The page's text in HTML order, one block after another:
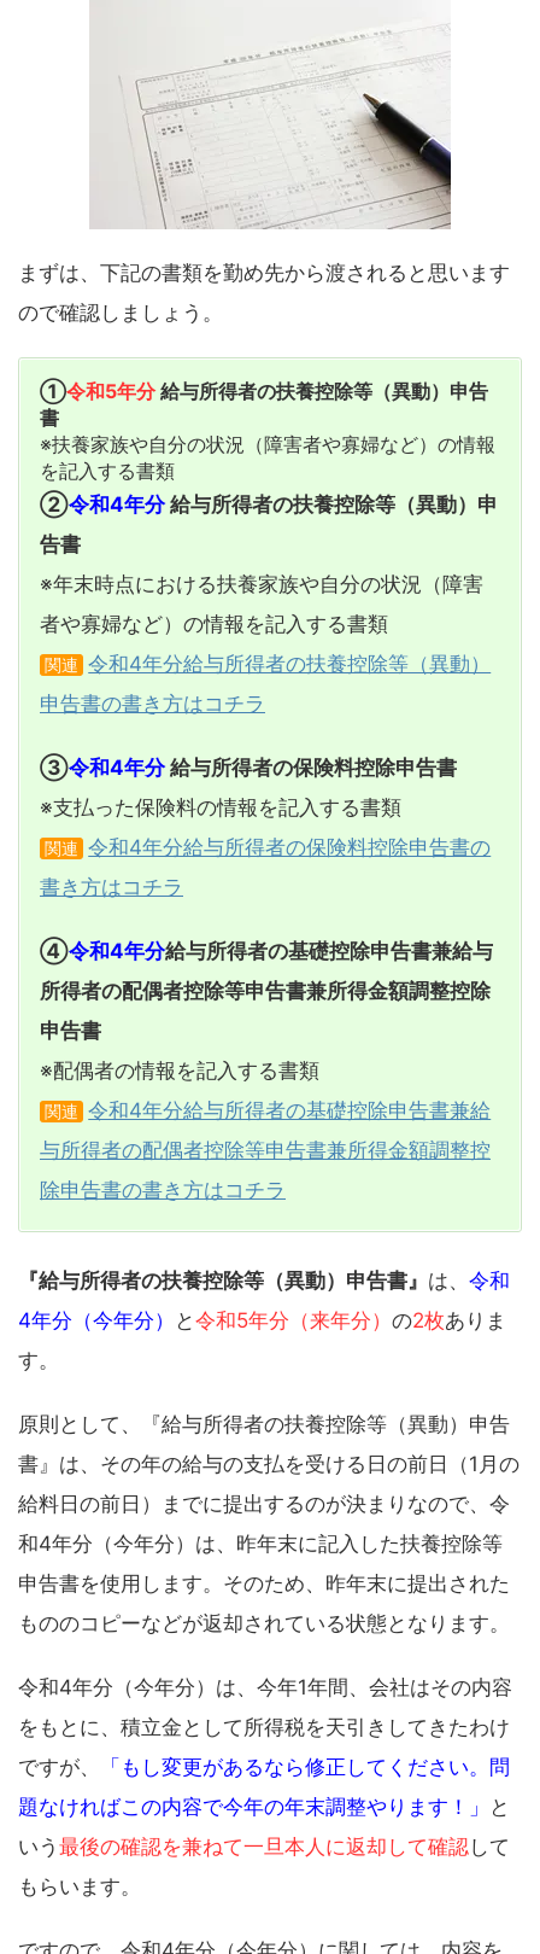
まずは、下記の書類を勤め先から渡されると思います
ので確認しましょう。
①令和5年分給与所得者の扶養控除等（異動）申告
書
※扶養家族や自分の状況（障害者や寡婦など）の情報
を記入する書類
②令和4年分 給与所得者の扶養控除等（異動）申
告書
※年末時点における扶養家族や自分の状況（障害
者や寡婦など）の情報を記入する書類
関連 令和4年分給与所得者の扶養控除等（異動）
申告書の書き方はコチラ
③令和4年分 給与所得者の保険料控除申告書
※支払った保険料の情報を記入する書類
関連 令和4年分給与所得者の保険料控除申告書の
書き方はコチラ
④令和4年分給与所得者の基礎控除申告書兼給与
所得者の配偶者控除等申告書兼所得金額調整控除
申告書
※配偶者の情報を記入する書類
関連 令和4年分給与所得者の基礎控除申告書兼給
与所得者の配偶者控除等申告書兼所得金額調整控
除申告書の書き方はコチラ
『給与所得者の扶養控除等（異動）申告書』 は、 令和
4年分（今年分）
と令和5年分（来年分） の2枚ありま
す。
原則として、『給与所得者の扶養控除等（異動）申告
書』は、その年の給与の支払を受ける日の前日（1月の
給料日の前日）までに提出するのが決まりなので、令
和4年分（今年分）は、昨年末に記入した扶養控除等
申告書を使用します。そのため、昨年末に提出された
もののコピーなどが返却されている状態となります。
令和4年分（今年分）は、今年1年間、会社はその内容
をもとに、積立金として所得税を天引きしてきたわけ
ですが、
「もし変更があるなら修正してください。問
題なければこの内容で今年の年末調整やります！」
と
いう 最後の確認を兼ねて一旦本人に返却して確認して
もらいます。